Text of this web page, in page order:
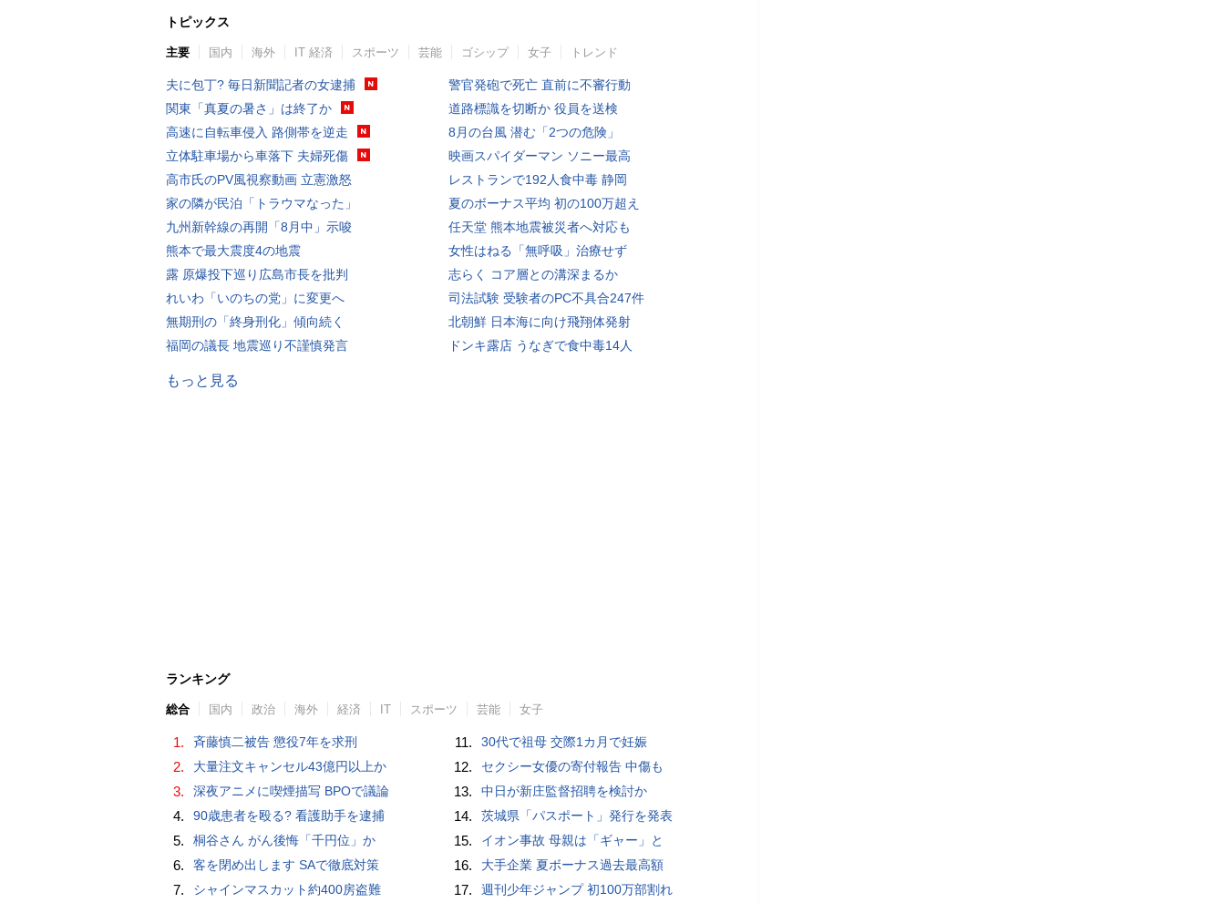
トピックス
主要 国内 海外 IT 経済 スポーツ 芸能 ゴシップ 女子 トレンド
夫に包丁? 毎日新聞記者の女逮捕
関東「真夏の暑さ」は終了か
高速に自転車侵入 路側帯を逆走
立体駐車場から車落下 夫婦死傷
高市氏のPV風視察動画 立憲激怒
家の隣が民泊「トラウマなった」
九州新幹線の再開「8月中」示唆
熊本で最大震度4の地震
露 原爆投下巡り広島市長を批判
れいわ「いのちの党」に変更へ
無期刑の「終身刑化」傾向続く
福岡の議長 地震巡り不謹慎発言
警官発砲で死亡 直前に不審行動
道路標識を切断か 役員を送検
8月の台風 潜む「2つの危険」
映画スパイダーマン ソニー最高
レストランで192人食中毒 静岡
夏のボーナス平均 初の100万超え
任天堂 熊本地震被災者へ対応も
女性はねる「無呼吸」治療せず
志らく コア層との溝深まるか
司法試験 受験者のPC不具合247件
北朝鮮 日本海に向け飛翔体発射
ドンキ露店 うなぎで食中毒14人
もっと見る
ランキング
総合 国内 政治 海外 経済 IT スポーツ 芸能 女子
1. 斉藤慎二被告 懲役7年を求刑
2. 大量注文キャンセル43億円以上か
3. 深夜アニメに喫煙描写 BPOで議論
4. 90歳患者を殴る? 看護助手を逮捕
5. 桐谷さん がん後悔「千円位」か
6. 客を閉め出します SAで徹底対策
7. シャインマスカット約400房盗難
11. 30代で祖母 交際1カ月で妊娠
12. セクシー女優の寄付報告 中傷も
13. 中日が新庄監督招聘を検討か
14. 茨城県「パスポート」発行を発表
15. イオン事故 母親は「ギャー」と
16. 大手企業 夏ボーナス過去最高額
17. 週刊少年ジャンプ 初100万部割れ